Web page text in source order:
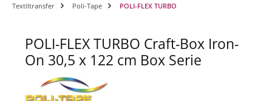
Textiltransfer Poli-Tape POLI-FLEX TURBO
POLI-FLEX TURBO Craft-Box Iron-
On 30,5 x 122 cm Box Serie